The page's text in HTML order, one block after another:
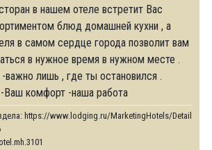
в нашем отеле встретит Вас
блюд домашней кухни , а
в самом сердце города позволит вам
в нужное время в нужном месте .
лишь , где ты остановился .
Ваш комфорт -наша работа
https://www.lodging.ru/MarketingHotels/Details/